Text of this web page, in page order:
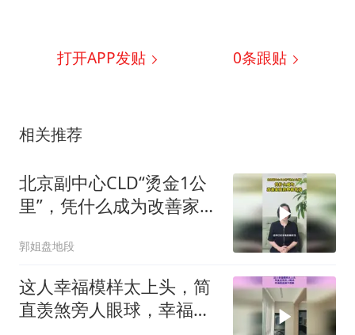
打开APP发贴 0条跟贴
相关推荐
北京副中心CLD“烫金1公
里”，凭什么成为改善家庭
郭姐盘地段
这人幸福模样太上头，简
直羡煞旁人眼球，幸福程